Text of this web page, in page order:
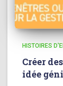
HISTOIRES
Créer
idée